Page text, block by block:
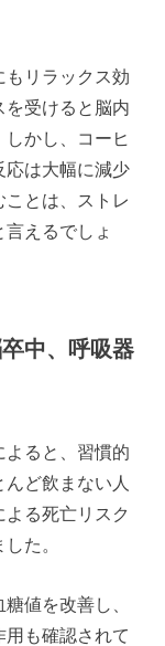
もリラックス効
を受けると脳内
かし、コーヒ
応は大幅に減少
ことは、ストレ
えるでしょ
中、呼吸器
よると、習慣的
ど飲まない人
る死亡リスク
た。
値を改善し、
も確認されて